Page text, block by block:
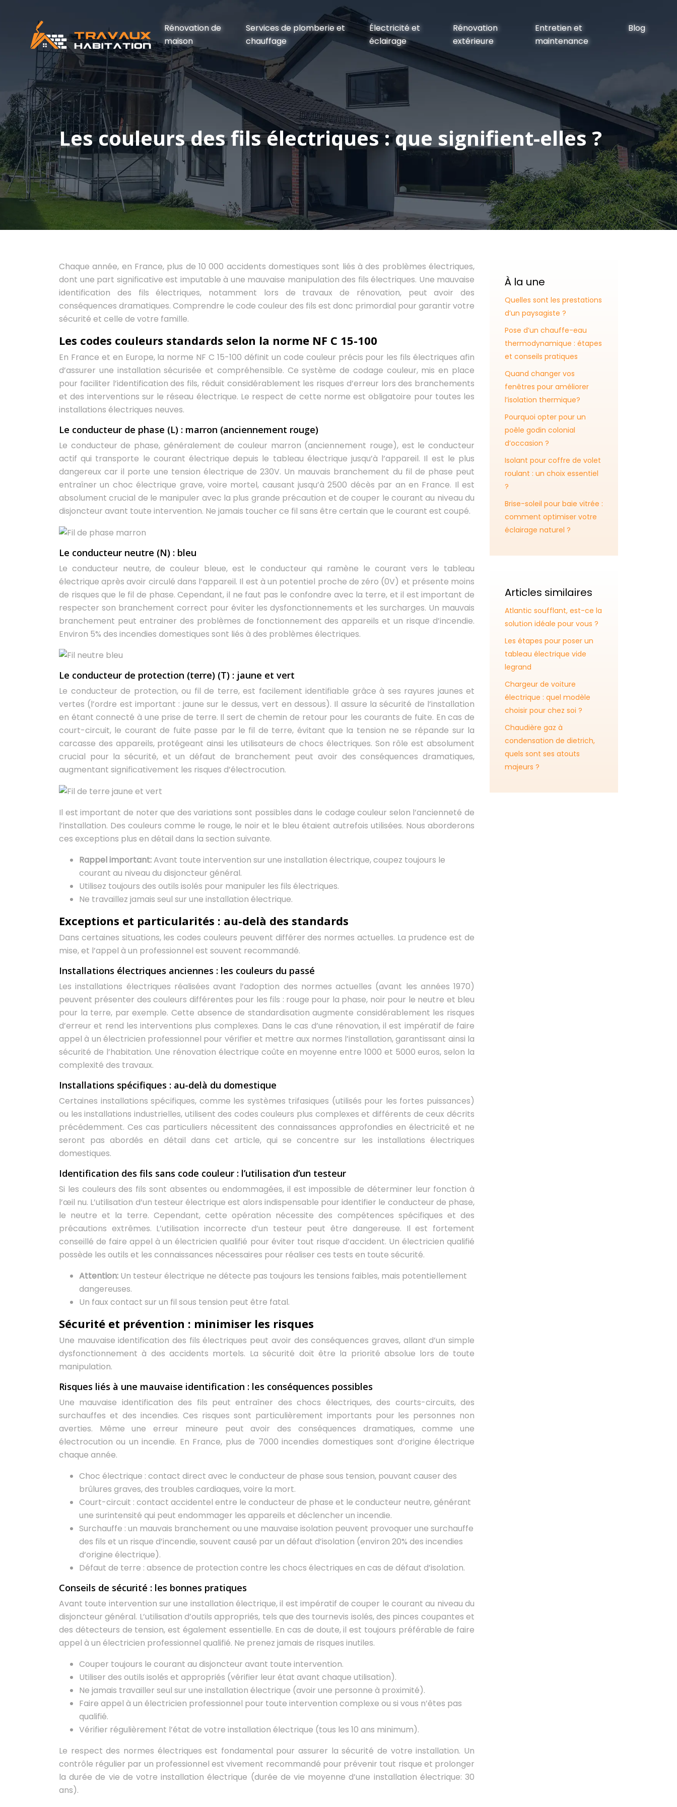
Rénovation de
maison
Services de plomberie et
chauffage
Électricité et
éclairage
Rénovation
extérieure
Entretien et
maintenance
Blog
Les couleurs des fils électriques : que signifient-elles ?
Chaque année, en France, plus de 10 000 accidents domestiques sont liés à des problèmes électriques,
dont une part significative est imputable à une mauvaise manipulation des fils électriques. Une mauvaise
identification des fils électriques, notamment lors de travaux de rénovation, peut avoir des
conséquences dramatiques. Comprendre le code couleur des fils est donc primordial pour garantir votre
sécurité et celle de votre famille.
Les codes couleurs standards selon la norme NF C 15-100
En France et en Europe, la norme NF C 15-100 définit un code couleur précis pour les fils électriques afin
d’assurer une installation sécurisée et compréhensible. Ce système de codage couleur, mis en place
pour faciliter l’identification des fils, réduit considérablement les risques d’erreur lors des branchements
et des interventions sur le réseau électrique. Le respect de cette norme est obligatoire pour toutes les
installations électriques neuves.
Le conducteur de phase (L) : marron (anciennement rouge)
Le conducteur de phase, généralement de couleur marron (anciennement rouge), est le conducteur
actif qui transporte le courant électrique depuis le tableau électrique jusqu’à l’appareil. Il est le plus
dangereux car il porte une tension électrique de 230V. Un mauvais branchement du fil de phase peut
entraîner un choc électrique grave, voire mortel, causant jusqu’à 2500 décès par an en France. Il est
absolument crucial de le manipuler avec la plus grande précaution et de couper le courant au niveau du
disjoncteur avant toute intervention. Ne jamais toucher ce fil sans être certain que le courant est coupé.
Le conducteur neutre (N) : bleu
Le conducteur neutre, de couleur bleue, est le conducteur qui ramène le courant vers le tableau
électrique après avoir circulé dans l’appareil. Il est à un potentiel proche de zéro (0V) et présente moins
de risques que le fil de phase. Cependant, il ne faut pas le confondre avec la terre, et il est important de
respecter son branchement correct pour éviter les dysfonctionnements et les surcharges. Un mauvais
branchement peut entrainer des problèmes de fonctionnement des appareils et un risque d’incendie.
Environ 5% des incendies domestiques sont liés à des problèmes électriques.
Le conducteur de protection (terre) (T) : jaune et vert
Le conducteur de protection, ou fil de terre, est facilement identifiable grâce à ses rayures jaunes et
vertes (l’ordre est important : jaune sur le dessus, vert en dessous). Il assure la sécurité de l’installation
en étant connecté à une prise de terre. Il sert de chemin de retour pour les courants de fuite. En cas de
court-circuit, le courant de fuite passe par le fil de terre, évitant que la tension ne se répande sur la
carcasse des appareils, protégeant ainsi les utilisateurs de chocs électriques. Son rôle est absolument
crucial pour la sécurité, et un défaut de branchement peut avoir des conséquences dramatiques,
augmentant significativement les risques d’électrocution.
Il est important de noter que des variations sont possibles dans le codage couleur selon l’ancienneté de
l’installation. Des couleurs comme le rouge, le noir et le bleu étaient autrefois utilisées. Nous aborderons
ces exceptions plus en détail dans la section suivante.
Rappel important:Avant toute intervention sur une installation électrique, coupez toujours le
courant au niveau du disjoncteur général.
Utilisez toujours des outils isolés pour manipuler les fils électriques.
Ne travaillez jamais seul sur une installation électrique.
Exceptions et particularités : au-delà des standards
Dans certaines situations, les codes couleurs peuvent différer des normes actuelles. La prudence est de
mise, et l’appel à un professionnel est souvent recommandé.
Installations électriques anciennes : les couleurs du passé
Les installations électriques réalisées avant l’adoption des normes actuelles (avant les années 1970)
peuvent présenter des couleurs différentes pour les fils : rouge pour la phase, noir pour le neutre et bleu
pour la terre, par exemple. Cette absence de standardisation augmente considérablement les risques
d’erreur et rend les interventions plus complexes. Dans le cas d’une rénovation, il est impératif de faire
appel à un électricien professionnel pour vérifier et mettre aux normes l’installation, garantissant ainsi la
sécurité de l’habitation. Une rénovation électrique coûte en moyenne entre 1000 et 5000 euros, selon la
complexité des travaux.
Installations spécifiques : au-delà du domestique
Certaines installations spécifiques, comme les systèmes trifasiques (utilisés pour les fortes puissances)
ou les installations industrielles, utilisent des codes couleurs plus complexes et différents de ceux décrits
précédemment. Ces cas particuliers nécessitent des connaissances approfondies en électricité et ne
seront pas abordés en détail dans cet article, qui se concentre sur les installations électriques
domestiques.
Identification des fils sans code couleur : l’utilisation d’un testeur
Si les couleurs des fils sont absentes ou endommagées, il est impossible de déterminer leur fonction à
l’œil nu. L’utilisation d’un testeur électrique est alors indispensable pour identifier le conducteur de phase,
le neutre et la terre. Cependant, cette opération nécessite des compétences spécifiques et des
précautions extrêmes. L’utilisation incorrecte d’un testeur peut être dangereuse. Il est fortement
conseillé de faire appel à un électricien qualifié pour éviter tout risque d’accident. Un électricien qualifié
possède les outils et les connaissances nécessaires pour réaliser ces tests en toute sécurité.
Attention: Un testeur électrique ne détecte pas toujours les tensions faibles, mais potentiellement
dangereuses.
Un faux contact sur un fil sous tension peut être fatal.
Sécurité et prévention : minimiser les risques
Une mauvaise identification des fils électriques peut avoir des conséquences graves, allant d’un simple
dysfonctionnement à des accidents mortels. La sécurité doit être la priorité absolue lors de toute
manipulation.
Risques liés à une mauvaise identification : les conséquences possibles
Une mauvaise identification des fils peut entraîner des chocs électriques, des courts-circuits, des
surchauffes et des incendies. Ces risques sont particulièrement importants pour les personnes non
averties. Même une erreur mineure peut avoir des conséquences dramatiques, comme une
électrocution ou un incendie. En France, plus de 7000 incendies domestiques sont d’origine électrique
chaque année.
Choc électrique : contact direct avec le conducteur de phase sous tension, pouvant causer des
brûlures graves, des troubles cardiaques, voire la mort.
Court-circuit : contact accidentel entre le conducteur de phase et le conducteur neutre, générant
une surintensité qui peut endommager les appareils et déclencher un incendie.
Surchauffe : un mauvais branchement ou une mauvaise isolation peuvent provoquer une surchauffe
des fils et un risque d’incendie, souvent causé par un défaut d’isolation (environ 20% des incendies
d’origine électrique).
Défaut de terre : absence de protection contre les chocs électriques en cas de défaut d’isolation.
Conseils de sécurité : les bonnes pratiques
Avant toute intervention sur une installation électrique, il est impératif de couper le courant au niveau du
disjoncteur général. L’utilisation d’outils appropriés, tels que des tournevis isolés, des pinces coupantes et
des détecteurs de tension, est également essentielle. En cas de doute, il est toujours préférable de faire
appel à un électricien professionnel qualifié. Ne prenez jamais de risques inutiles.
Couper toujours le courant au disjoncteur avant toute intervention.
Utiliser des outils isolés et appropriés (vérifier leur état avant chaque utilisation).
Ne jamais travailler seul sur une installation électrique (avoir une personne à proximité).
Faire appel à un électricien professionnel pour toute intervention complexe ou si vous n’êtes pas
qualifié.
Vérifier régulièrement l’état de votre installation électrique (tous les 10 ans minimum).
Le respect des normes électriques est fondamental pour assurer la sécurité de votre installation. Un
contrôle régulier par un professionnel est vivement recommandé pour prévenir tout risque et prolonger
la durée de vie de votre installation électrique (durée de vie moyenne d’une installation électrique: 30
ans).
À la une
Quelles sont les prestations
d’un paysagiste ?
Pose d’un chauffe-eau
thermodynamique : étapes
et conseils pratiques
Quand changer vos
fenêtres pour améliorer
l’isolation thermique?
Pourquoi opter pour un
poêle godin colonial
d’occasion ?
Isolant pour coffre de volet
roulant : un choix essentiel
?
Brise-soleil pour baie vitrée :
comment optimiser votre
éclairage naturel ?
Articles similaires
Atlantic soufflant, est-ce la
solution idéale pour vous ?
Les étapes pour poser un
tableau électrique vide
legrand
Chargeur de voiture
électrique : quel modèle
choisir pour chez soi ?
Chaudière gaz à
condensation de dietrich,
quels sont ses atouts
majeurs ?